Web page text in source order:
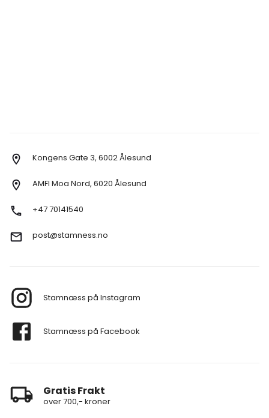
Kongens Gate 3, 6002 Ålesund
AMFI Moa Nord, 6020 Ålesund
+47 70141540
post@stamness.no
Stamnæss på Instagram
Stamnæss på Facebook
Gratis Frakt
over 700,- kroner